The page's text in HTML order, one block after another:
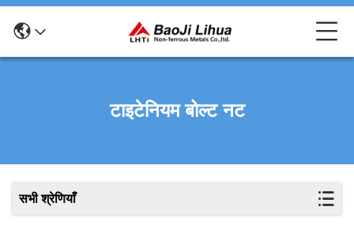
टाइटेनियम बोल्ट नट
सभी श्रेणियाँ